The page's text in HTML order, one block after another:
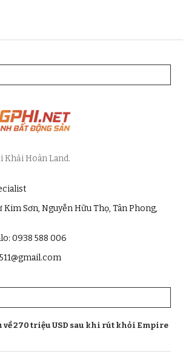
Hoàn Land.
Kim Sơn, Nguyễn Hữu Thọ, Tân Phong,
0938 588 006
270 triệu USD sau khi rút khỏi Empire